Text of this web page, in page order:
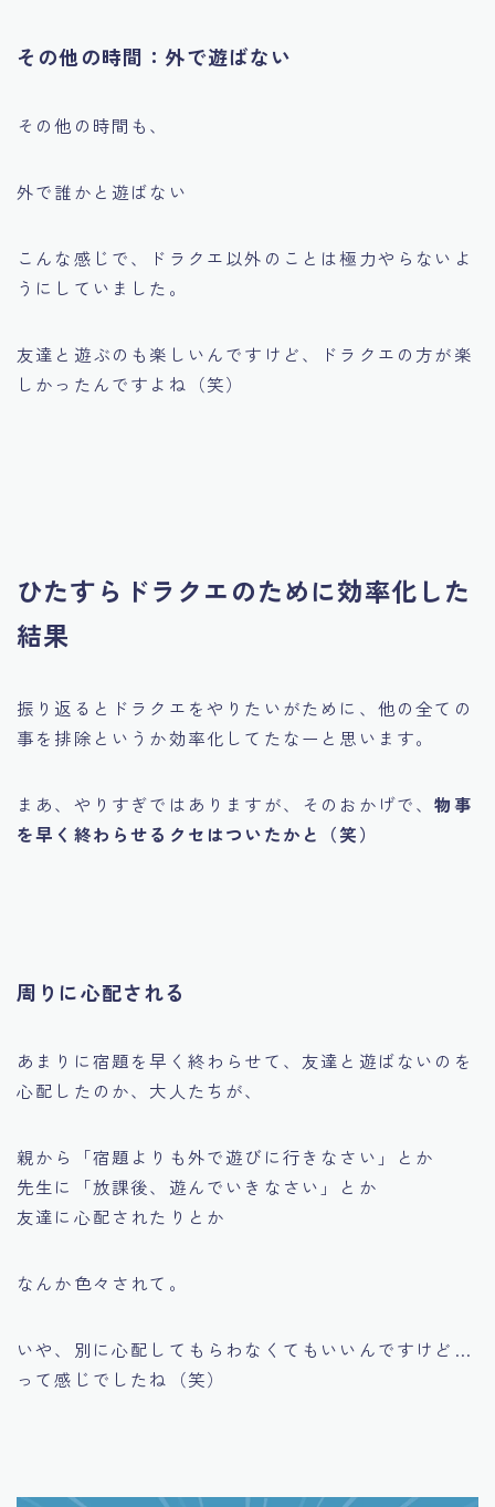
その他の時間：外で遊ばない
その他の時間も、
外で誰かと遊ばない
こんな感じで、ドラクエ以外のことは極力やらないよ
うにしていました。
友達と遊ぶのも楽しいんですけど、ドラクエの方が楽
しかったんですよね（笑）
ひたすらドラクエのために効率化した
結果
振り返るとドラクエをやりたいがために、他の全ての
事を排除というか効率化してたなーと思います。
まあ、やりすぎではありますが、そのおかげで、物事
を早く終わらせるクセはついたかと（笑）
周りに心配される
あまりに宿題を早く終わらせて、友達と遊ばないのを
心配したのか、大人たちが、
親から「宿題よりも外で遊びに行きなさい」とか
先生に「放課後、遊んでいきなさい」とか
友達に心配されたりとか
なんか色々されて。
いや、別に心配してもらわなくてもいいんですけど…
って感じでしたね（笑）